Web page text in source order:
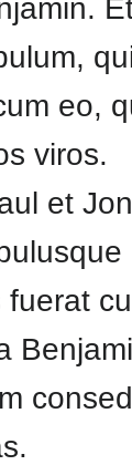
eo,
viros.
et
fuerat